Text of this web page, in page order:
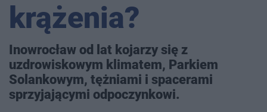
krążenia?
Inowrocław od lat kojarzy się z
uzdrowiskowym klimatem, Parkiem
Solankowym, tężniami i spacerami
sprzyjającymi odpoczynkowi.